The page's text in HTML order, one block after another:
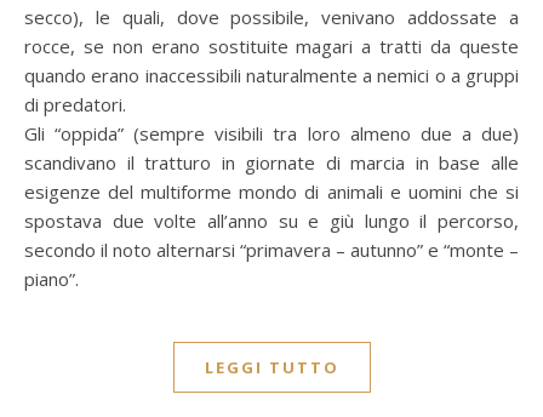
secco), le quali, dove possibile, venivano addossate a
rocce, se non erano sostituite magari a tratti da queste
quando erano inaccessibili naturalmente a nemici o a gruppi
di predatori.
Gli “oppida” (sempre visibili tra loro almeno due a due)
scandivano il tratturo in giornate di marcia in base alle
esigenze del multiforme mondo di animali e uomini che si
spostava due volte all’anno su e giù lungo il percorso,
secondo il noto alternarsi “primavera – autunno” e “monte –
piano”.
LEGGI TUTTO